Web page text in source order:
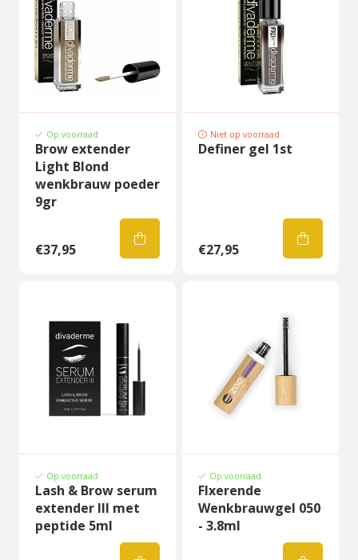
Op voorraad
Brow extender
Light Blond
wenkbrauw poeder
9gr
€37,95
Niet op voorraad
Definer gel 1st
€27,95
Op voorraad
Lash & Brow serum
extender III met
peptide 5ml
Op voorraad
FIxerende
Wenkbrauwgel 050
- 3.8ml